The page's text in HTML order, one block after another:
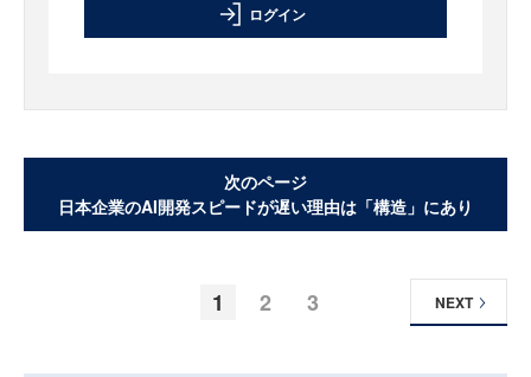
ログイン
次のページ
日本企業のAI開発スピードが遅い理由は「構造」にあり
1 2 3 NEXT